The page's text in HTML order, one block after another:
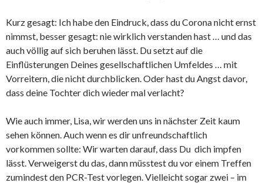
Kurz gesagt: Ich habe den Eindruck, dass du Corona nicht ernst
nimmst, besser gesagt: nie wirklich verstanden hast … und das
auch völlig auf sich beruhen lässt. Du setzt auf die
Einflüsterungen Deines gesellschaftlichen Umfeldes … mit
Vorreitern, die nicht durchblicken. Oder hast du Angst davor,
dass deine Tochter dich wieder mal verlacht?
Wie auch immer, Lisa, wir werden uns in nächster Zeit kaum
sehen können. Auch wenn es dir unfreundschaftlich
vorkommen sollte: Wir warten darauf, dass Du dich impfen
lässt. Verweigerst du das, dann müsstest du vor einem Treffen
zumindest den PCR-Test vorlegen. Vielleicht sogar zwei – im